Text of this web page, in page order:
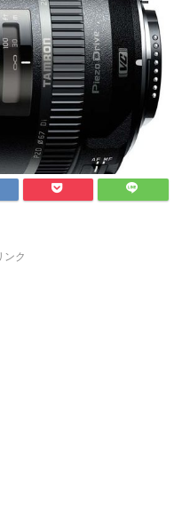
ンク